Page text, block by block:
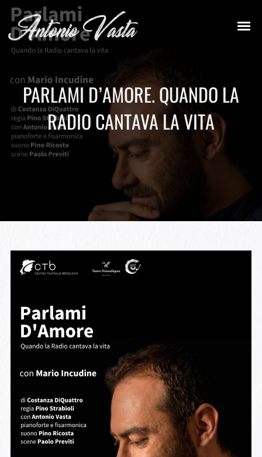
PARLAMI D’AMORE. QUANDO LA
RADIO CANTAVA LA VITA